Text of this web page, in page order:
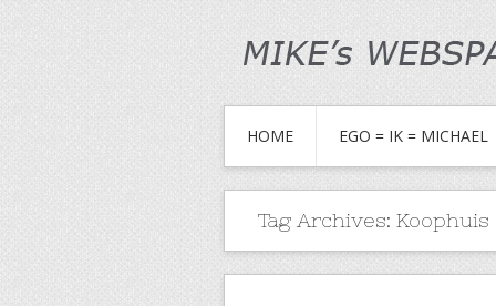
HOME EGO = IK = MICHAEL
Tag Archives: Koophuis